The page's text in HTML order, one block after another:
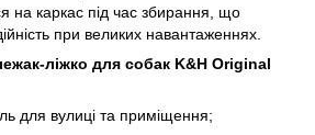
на каркас під час збирання, що
при великих навантаженнях.
ліжко для собак K&H Original
для вулиці та приміщення;